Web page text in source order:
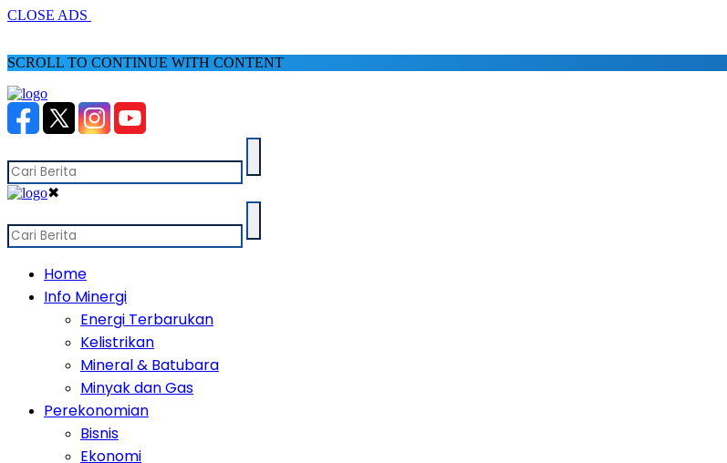
CLOSE ADS
SCROLL TO CONTINUE WITH CONTENT
✖
Home
Info Minergi
Energi Terbarukan
Kelistrikan
Mineral & Batubara
Minyak dan Gas
Perekonomian
Bisnis
Ekonomi